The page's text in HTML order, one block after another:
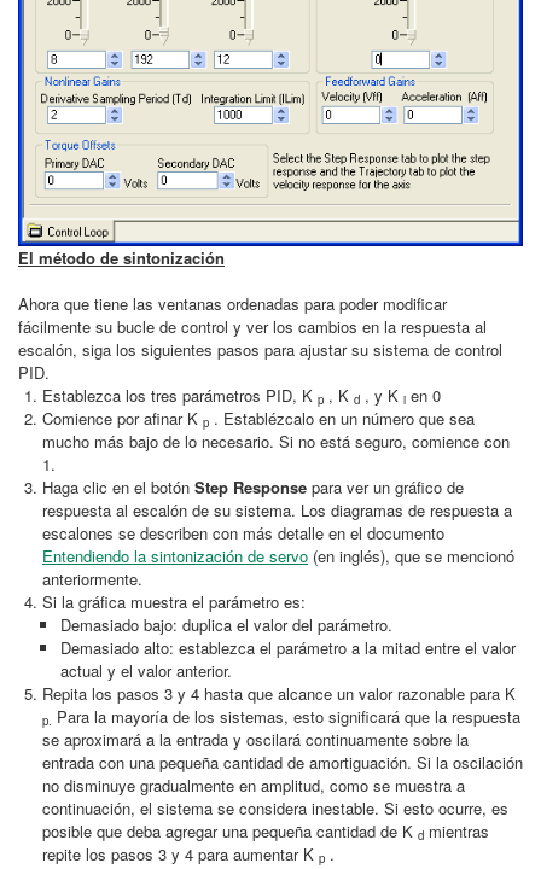
El método de sintonización
Ahora que tiene las ventanas ordenadas para poder modificar
fácilmente su bucle de control y ver los cambios en la respuesta al
escalón, siga los siguientes pasos para ajustar su sistema de control
PID.
Establezca los tres parámetros PID, K p , K d , y K i en 0
Comience por afinar K p . Establézcalo en un número que sea
mucho más bajo de lo necesario. Si no está seguro, comience con
1.
Haga clic en el botón Step Response para ver un gráfico de
respuesta al escalón de su sistema. Los diagramas de respuesta a
escalones se describen con más detalle en el documento
Entendiendo la sintonización de servo (en inglés), que se mencionó
anteriormente.
Si la gráfica muestra el parámetro es:
Demasiado bajo: duplica el valor del parámetro.
Demasiado alto: establezca el parámetro a la mitad entre el valor
actual y el valor anterior.
Repita los pasos 3 y 4 hasta que alcance un valor razonable para K
p. Para la mayoría de los sistemas, esto significará que la respuesta
se aproximará a la entrada y oscilará continuamente sobre la
entrada con una pequeña cantidad de amortiguación. Si la oscilación
no disminuye gradualmente en amplitud, como se muestra a
continuación, el sistema se considera inestable. Si esto ocurre, es
posible que deba agregar una pequeña cantidad de K d mientras
repite los pasos 3 y 4 para aumentar K p .